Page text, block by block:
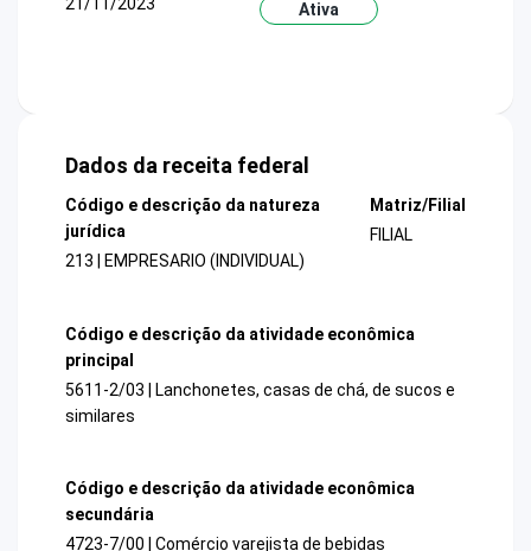
Ativa
Dados da receita federal
Código e descrição da natureza
jurídica
213 | EMPRESARIO (INDIVIDUAL)
Matriz/Filial
FILIAL
Código e descrição da atividade econômica
principal
5611-2/03 | Lanchonetes, casas de chá, de sucos e
similares
Código e descrição da atividade econômica
secundária
4723-7/00 | Comércio varejista de bebidas